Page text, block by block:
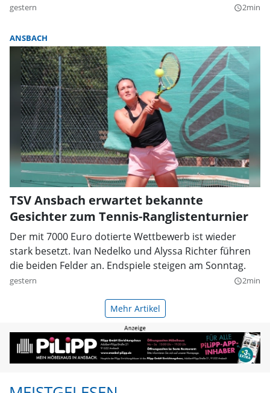
gestern query_builder2min
ANSBACH
TSV Ansbach erwartet bekannte
Gesichter zum Tennis-Ranglistenturnier
Der mit 7000 Euro dotierte Wettbewerb ist wieder
stark besetzt. Ivan Nedelko und Alyssa Richter führen
die beiden Felder an. Endspiele steigen am Sonntag.
gestern query_builder2min
Mehr Artikel